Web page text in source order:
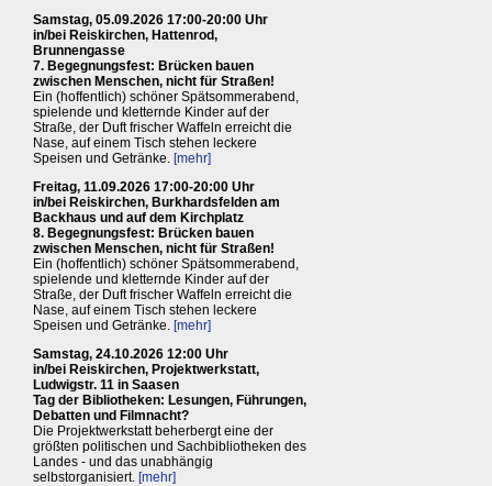
Samstag, 05.09.2026 17:00-20:00 Uhr
in/bei Reiskirchen, Hattenrod,
Brunnengasse
7. Begegnungsfest: Brücken bauen
zwischen Menschen, nicht für Straßen!
Ein (hoffentlich) schöner Spätsommerabend,
spielende und kletternde Kinder auf der
Straße, der Duft frischer Waffeln erreicht die
Nase, auf einem Tisch stehen leckere
Speisen und Getränke. [mehr]
Freitag, 11.09.2026 17:00-20:00 Uhr
in/bei Reiskirchen, Burkhardsfelden am
Backhaus und auf dem Kirchplatz
8. Begegnungsfest: Brücken bauen
zwischen Menschen, nicht für Straßen!
Ein (hoffentlich) schöner Spätsommerabend,
spielende und kletternde Kinder auf der
Straße, der Duft frischer Waffeln erreicht die
Nase, auf einem Tisch stehen leckere
Speisen und Getränke. [mehr]
Samstag, 24.10.2026 12:00 Uhr
in/bei Reiskirchen, Projektwerkstatt,
Ludwigstr. 11 in Saasen
Tag der Bibliotheken: Lesungen, Führungen,
Debatten und Filmnacht?
Die Projektwerkstatt beherbergt eine der
größten politischen und Sachbibliotheken des
Landes - und das unabhängig
selbstorganisiert. [mehr]